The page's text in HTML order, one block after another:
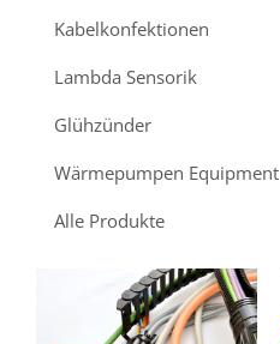
Kabelkonfektionen
Lambda Sensorik
Glühzünder
Wärmepumpen Equipment
Alle Produkte